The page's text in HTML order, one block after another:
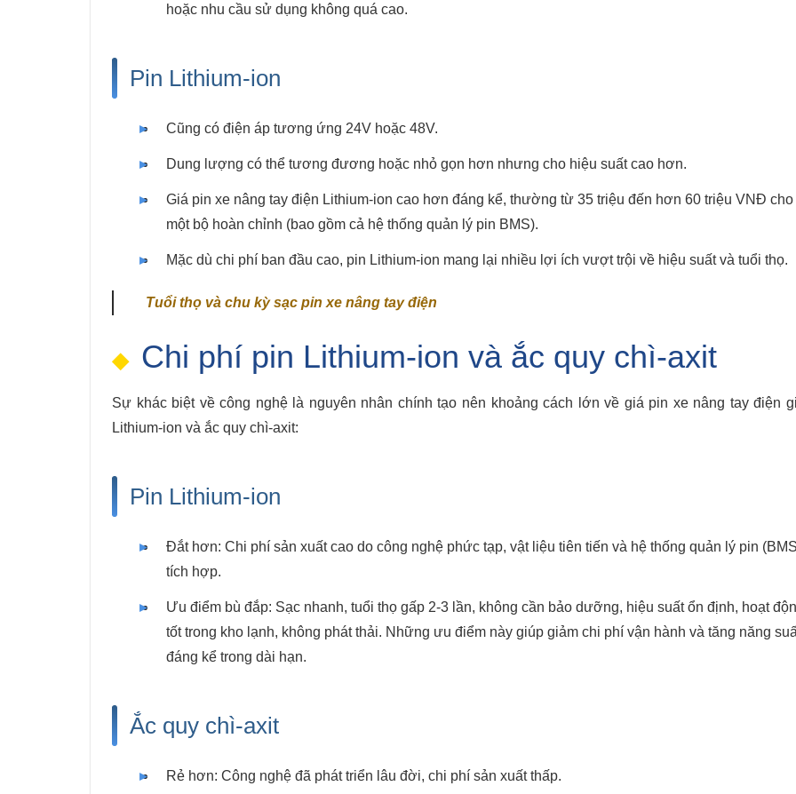
hoặc nhu cầu sử dụng không quá cao.
Pin Lithium-ion
Cũng có điện áp tương ứng 24V hoặc 48V.
Dung lượng có thể tương đương hoặc nhỏ gọn hơn nhưng cho hiệu suất cao hơn.
Giá pin xe nâng tay điện Lithium-ion cao hơn đáng kể, thường từ 35 triệu đến hơn 60 triệu VNĐ cho
một bộ hoàn chỉnh (bao gồm cả hệ thống quản lý pin BMS).
Mặc dù chi phí ban đầu cao, pin Lithium-ion mang lại nhiều lợi ích vượt trội về hiệu suất và tuổi thọ.
Tuổi thọ và chu kỳ sạc pin xe nâng tay điện
Chi phí pin Lithium-ion và ắc quy chì-axit
Sự khác biệt về công nghệ là nguyên nhân chính tạo nên khoảng cách lớn về giá pin xe nâng tay điện
Lithium-ion và ắc quy chì-axit:
Pin Lithium-ion
Đắt hơn: Chi phí sản xuất cao do công nghệ phức tạp, vật liệu tiên tiến và hệ thống quản lý pin
tích hợp.
Ưu điểm bù đắp: Sạc nhanh, tuổi thọ gấp 2-3 lần, không cần bảo dưỡng, hiệu suất ổn định, hoạt
tốt trong kho lạnh, không phát thải. Những ưu điểm này giúp giảm chi phí vận hành và tăng năng
đáng kể trong dài hạn.
Ắc quy chì-axit
Rẻ hơn: Công nghệ đã phát triển lâu đời, chi phí sản xuất thấp.